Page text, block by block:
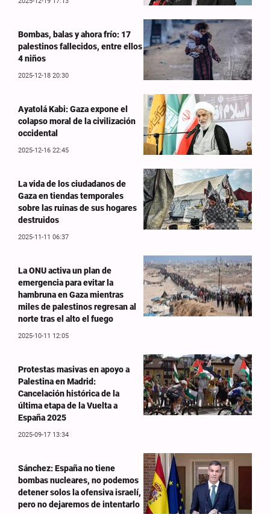
Bombas, balas y ahora frío: 17
palestinos fallecidos, entre ellos
4 niños
2025-12-18 20:30
Ayatolá Kabi: Gaza expone el
colapso moral de la civilización
occidental
2025-12-16 22:45
La vida de los ciudadanos de
Gaza en tiendas temporales
sobre las ruinas de sus hogares
destruidos
2025-11-11 06:37
La ONU activa un plan de
emergencia para evitar la
hambruna en Gaza mientras
miles de palestinos regresan al
norte tras el alto el fuego
2025-10-11 12:05
Protestas masivas en apoyo a
Palestina en Madrid:
Cancelación histórica de la
última etapa de la Vuelta a
España 2025
2025-09-17 13:34
Sánchez: España no tiene
bombas nucleares, no podemos
detener solos la ofensiva israelí,
pero no dejaremos de intentarlo